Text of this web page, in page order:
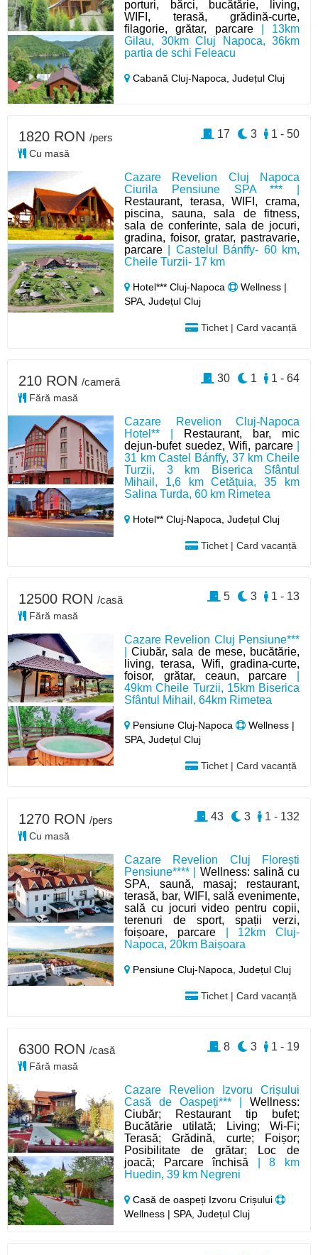
porturi, bărci, bucătărie, living,
WIFI, terasă, grădină-curte,
filagorie, grătar, parcare| 13km
Gilau, 30km Cluj Napoca, 36km
partia de schi Feleacu
Cabană Cluj-Napoca,Județul Cluj
Cazare Revelion Cluj Napoca
Ciurila Pensiune SPA *** |
Restaurant, terasa, WIFI, crama,
piscina, sauna, sala de fitness,
sala de conferinte, sala de jocuri,
gradina, foisor, gratar, pastravarie,
parcare | Castelul Bánffy- 60 km,
Cheile Turzii- 17 km
Hotel*** Cluj-Napoca
Wellness |
SPA, Județul Cluj
Tichet | Card vacanță
1820 RON /pers
Cu masă
1 - 50
3
17
Cazare Revelion Cluj-Napoca
Hotel** |
Restaurant, bar, mic
dejun-bufet suedez, Wifi, parcare|
31 km Castel Bánffy, 37 km Cheile
Turzii, 3 km Biserica Sfântul
Mihail, 1,6 km Cetățuia, 35 km
Salina Turda, 60 km Rimetea
Hotel** Cluj-Napoca,Județul Cluj
Tichet | Card vacanță
210 RON /cameră
Fără masă
1 - 64
1
30
Cazare Revelion Cluj Pensiune***
|Ciubăr, sala de mese, bucătărie,
living, terasa, Wifi, gradina-curte,
foisor, grătar, ceaun, parcare
49km Cheile Turzii, 15km Biserica
Sfântul Mihail, 64km Rimetea
Pensiune Cluj-Napoca
Wellness |
SPA, Județul Cluj
Tichet | Card vacanță
12500 RON /casă
Fără masă
1 - 13
3
5
Cazare Revelion Cluj Florești
Pensiune**** | Wellness: salină cu
SPA, saună, masaj; restaurant,
terasă, bar, WIFI, sală evenimente,
sală cu jocuri video pentru copii,
terenuri de sport, spații verzi,
foișoare, parcare| 12km Cluj-
Napoca, 20km Baișoara
Pensiune Cluj-Napoca,Județul Cluj
Tichet | Card vacanță
1270 RON /pers
Cu masă
1 - 132
3
43
Cazare Revelion Izvoru Crișului
Casă de Oaspeți*** | Wellness:
Ciubăr; Restaurant tip bufet;
Bucătărie utilată; Living; Wi-Fi;
Terasă; Grădină, curte; Foișor;
Posibilitate de grătar; Loc de
joacă; Parcare închisă | 8 km
Huedin, 39 km Negreni
Casă de oaspeți Izvoru Crișului
Wellness | SPA, Județul Cluj
6300 RON /casă
Fără masă
1 - 19
3
8